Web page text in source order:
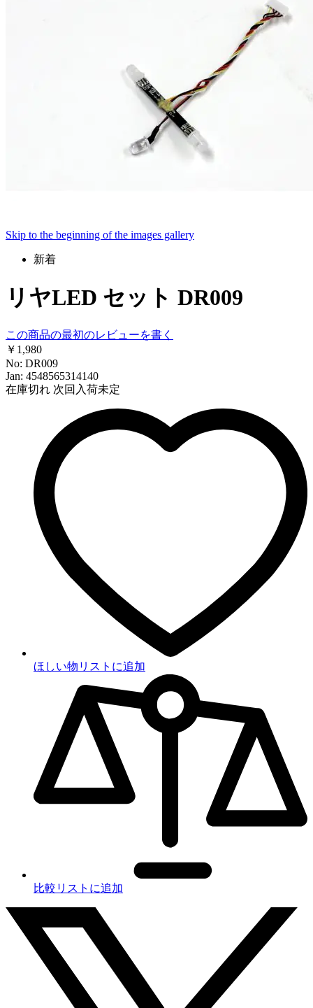
Skip to the beginning of the images gallery
新着
リヤLED セット DR009
この商品の最初のレビューを書く
￥1,980
No: DR009
Jan: 4548565314140
在庫切れ 次回入荷未定
ほしい物リストに追加
比較リストに追加